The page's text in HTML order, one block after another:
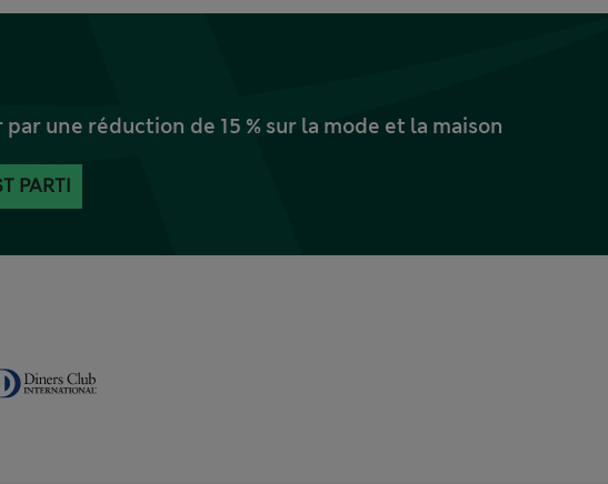
une réduction de 15 % sur la mode et la maison
PARTI